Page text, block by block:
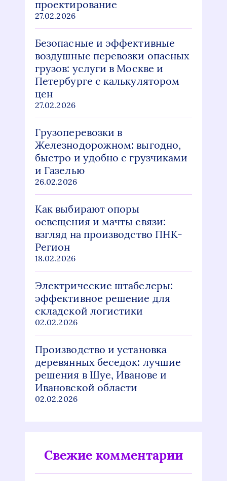
проектирование
27.02.2026
Безопасные и эффективные
воздушные перевозки опасных
грузов: услуги в Москве и
Петербурге с калькулятором
цен
27.02.2026
Грузоперевозки в
Железнодорожном: выгодно,
быстро и удобно с грузчиками
и Газелью
26.02.2026
Как выбирают опоры
освещения и мачты связи:
взгляд на производство ПНК-
Регион
18.02.2026
Электрические штабелеры:
эффективное решение для
складской логистики
02.02.2026
Производство и установка
деревянных беседок: лучшие
решения в Шуе, Иванове и
Ивановской области
02.02.2026
Свежие комментарии